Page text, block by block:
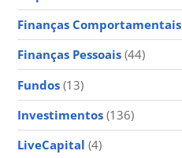
Finanças Comportamentais
Finanças Pessoais (44)
Fundos (13)
Investimentos (136)
LiveCapital (4)